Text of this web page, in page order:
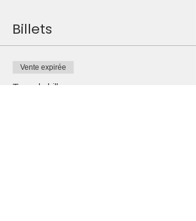
Billets
Vente expirée
Type de billet